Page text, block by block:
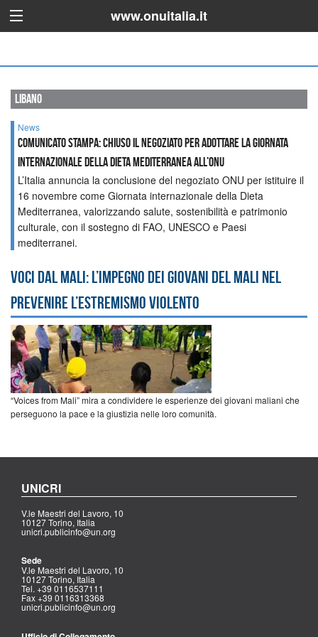
www.onuitalia.it
libano
News
Comunicato Stampa: Chiuso il negoziato per adottare la Giornata
internazionale della Dieta Mediterranea all’ONU
L’Italia annuncia la conclusione del negoziato ONU per istituire il
16 novembre come Giornata internazionale della Dieta
Mediterranea, valorizzando salute, sostenibilità e patrimonio
culturale, con il sostegno di FAO, UNESCO e Paesi
mediterranei.
Voci dal Mali: l’impegno dei giovani del Mali nel
prevenire l’estremismo violento
“Voices from Mali” mira a condividere le esperienze dei giovani maliani che
perseguono la pace e la giustizia nelle loro comunità.
UNICRI
V.le Maestri del Lavoro, 10
10127 Torino, Italia
unicri.publicinfo@un.org
Sede
V.le Maestri del Lavoro, 10
10127 Torino, Italia
Tel. +39 0116537111
Fax +39 0116313368
unicri.publicinfo@un.org